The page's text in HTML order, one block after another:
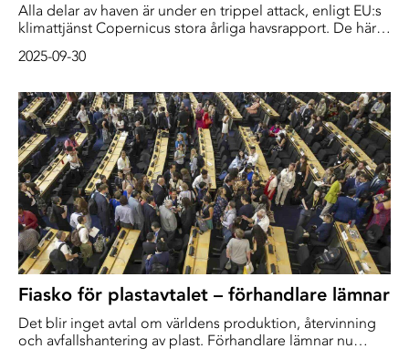
Alla delar av haven är under en trippel attack, enligt EU:s
klimattjänst Copernicus stora årliga havsrapport. De här
samhället och ekonomin, säger oceanografen Karina von
2025-09-30
Fiasko för plastavtalet – förhandlare lämnar
Det blir inget avtal om världens produktion, återvinning
och avfallshantering av plast. Förhandlare lämnar nu